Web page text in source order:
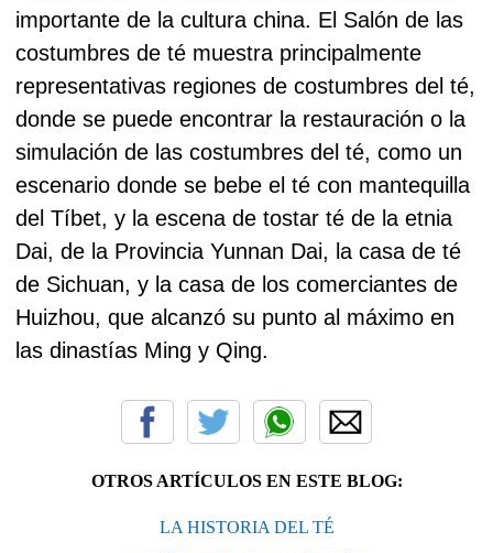
importante de la cultura china. El Salón de las
costumbres de té muestra principalmente
representativas regiones de costumbres del té,
donde se puede encontrar la restauración o la
simulación de las costumbres del té, como un
escenario donde se bebe el té con mantequilla
del Tíbet, y la escena de tostar té de la etnia
Dai, de la Provincia Yunnan Dai, la casa de té
de Sichuan, y la casa de los comerciantes de
Huizhou, que alcanzó su punto al máximo en
las dinastías Ming y Qing.
OTROS ARTÍCULOS EN ESTE BLOG:
LA HISTORIA DEL TÉ